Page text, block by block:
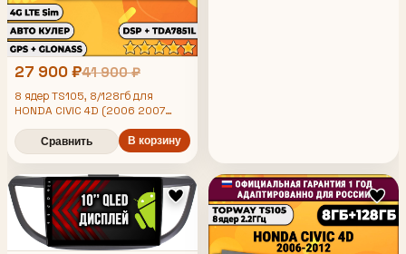
27 900 ₽41 900 ₽
8 ядер TS105, 8/128гб для
HONDA CIVIC 4D (2006 2007
Хонда Цивик, Android магнитола
Сравнить В корзину